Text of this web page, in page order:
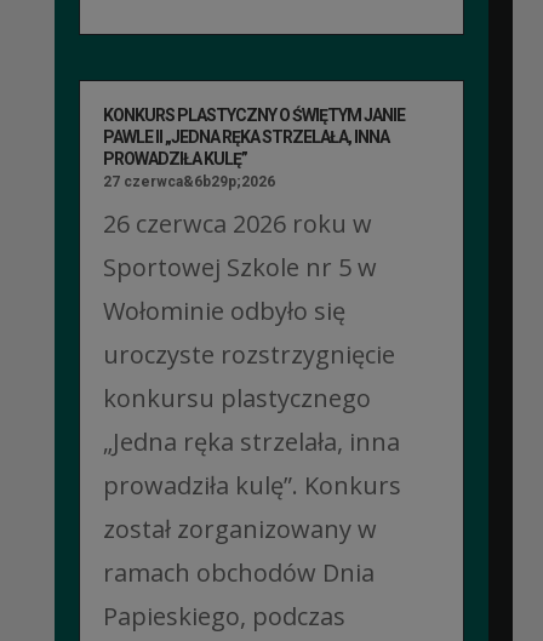
KONKURS PLASTYCZNY O ŚWIĘTYM JANIE
PAWLE II „JEDNA RĘKA STRZELAŁA, INNA
PROWADZIŁA KULĘ”
27 czerwca&6b29p;2026
26 czerwca 2026 roku w
Sportowej Szkole nr 5 w
Wołominie odbyło się
uroczyste rozstrzygnięcie
konkursu plastycznego
„Jedna ręka strzelała, inna
prowadziła kulę”. Konkurs
został zorganizowany w
ramach obchodów Dnia
Papieskiego, podczas